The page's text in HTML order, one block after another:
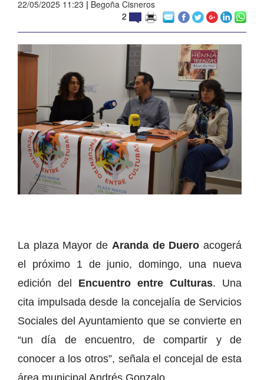
22/05/2025 11:23 | Begoña Cisneros
2
La plaza Mayor de Aranda de Duero acogerá
el próximo 1 de junio, domingo, una nueva
edición del Encuentro entre Culturas. Una
cita impulsada desde la concejalía de Servicios
Sociales del Ayuntamiento que se convierte en
“un día de encuentro, de compartir y de
conocer a los otros”, señala el concejal de esta
área municipal Andrés Gonzalo.